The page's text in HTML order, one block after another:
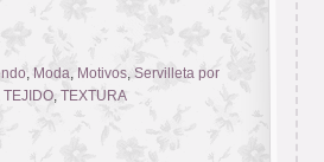
Moda Motivos, Servilleta por
TEJIDO, TEXTURA